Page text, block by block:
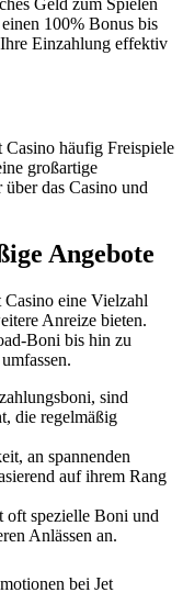
100% Bonus bis
Einzahlung effektiv
Casino häufig Freispiele
großartige
das Casino und
Angebote
eine Vielzahl
Anreize bieten.
Boni bis hin zu
sind
die regelmäßig
an spannenden
auf ihrem Rang
oft spezielle Boni und
Anlässen an.